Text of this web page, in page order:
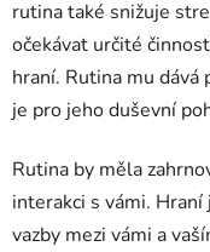
rutina také snižuje
očekávat určité
hraní. Rutina mu
je pro jeho duševní
Rutina by měla
interakci s vámi.
vazby mezi vámi a